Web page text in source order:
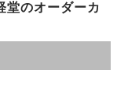
堂のオーダーカ